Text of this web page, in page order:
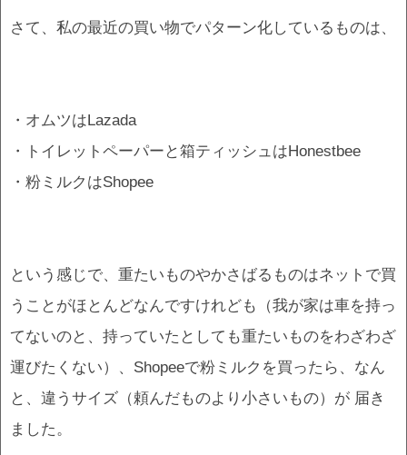
さて、私の最近の買い物でパターン化しているものは、
・オムツはLazada
・トイレットペーパーと箱ティッシュはHonestbee
・粉ミルクはShopee
という感じで、重たいものやかさばるものはネットで買
うことがほとんどなんですけれども（我が家は車を持っ
てないのと、持っていたとしても重たいものをわざわざ
運びたくない）、Shopeeで粉ミルクを買ったら、なん
と、違うサイズ（頼んだものより小さいもの）が 届き
ました。